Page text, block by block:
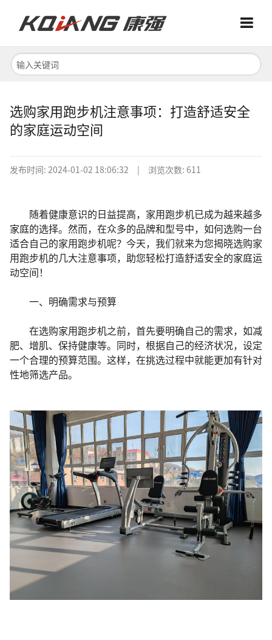
首页
产品中心
视频
新闻资讯
选购家用跑步机注意事项：打造舒适安全
的家庭运动空间
发布时间: 2024-01-02 18:06:32 | 浏览次数: 611
随着健康意识的日益提高，家用跑步机已成为越来越多
家庭的选择。然而，在众多的品牌和型号中，如何选购一台
适合自己的家用跑步机呢？今天，我们就来为您揭晓选购家
用跑步机的几大注意事项，助您轻松打造舒适安全的家庭运
动空间！
一、明确需求与预算
在选购家用跑步机之前，首先要明确自己的需求，如减
肥、增肌、保持健康等。同时，根据自己的经济状况，设定
一个合理的预算范围。这样，在挑选过程中就能更加有针对
性地筛选产品。